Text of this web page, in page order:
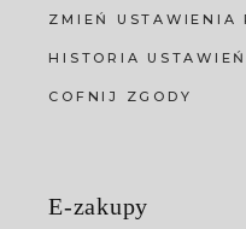
ZMIEŃ USTAWIENIA
HISTORIA
COFNIJ ZGODY
E-zakupy